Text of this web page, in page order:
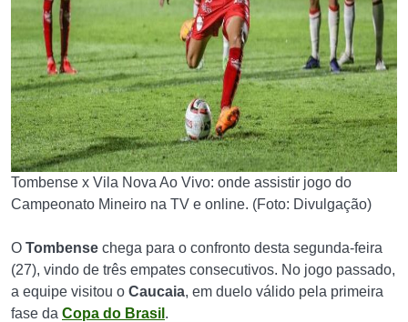
Tombense x Vila Nova Ao Vivo: onde assistir jogo do
Campeonato Mineiro na TV e online. (Foto: Divulgação)
O Tombense chega para o confronto desta segunda-feira
(27), vindo de três empates consecutivos. No jogo passado,
a equipe visitou o Caucaia, em duelo válido pela primeira
fase da Copa do Brasil .